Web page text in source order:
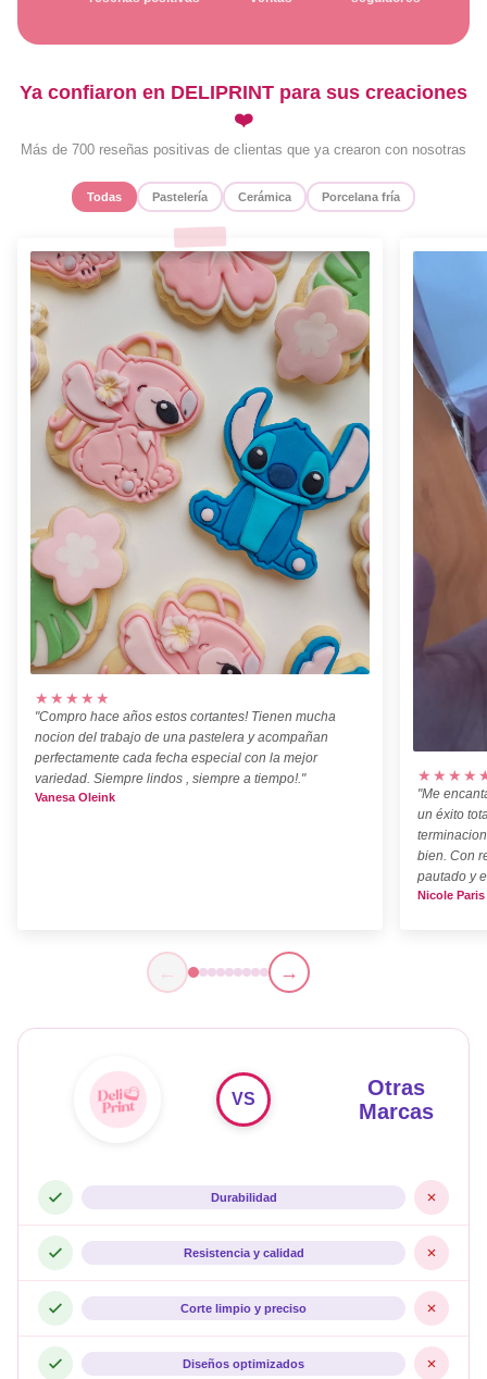
Ya confiaron en DELIPRINT para sus creaciones
❤️
Más de 700 reseñas positivas de clientas que ya crearon con nosotras
Todas Pastelería Cerámica Porcelana fría
★★★★★
"Compro hace años estos cortantes! Tienen mucha
nocion del trabajo de una pastelera y acompañan
perfectamente cada fecha especial con la mejor
variedad. Siempre lindos , siempre a tiempo!."
Vanesa Oleink
"Me
un éxito
bien. Con
pautado y
Nicole Paris
← →
Otras
Marcas
VS
Durabilidad
Resistencia y calidad
Corte limpio y preciso
Diseños optimizados